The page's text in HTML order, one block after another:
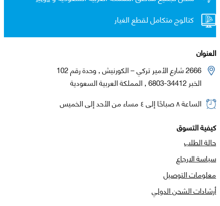
كتالوج متكامل لقطع الغيار
العنوان
2666 شارع الأمير تركي – الكورنيش , وحدة رقم 102
الخبر 34412-6803 , المملكة العربية السعودية
الساعة ٨ صباحًا إلى ٤ مساء من الأحد إلى الخميس
كيفية التسوق
حالة الطلب
سياسة الارجاع
معلومات التوصيل
أرشادات الشحن الدولي